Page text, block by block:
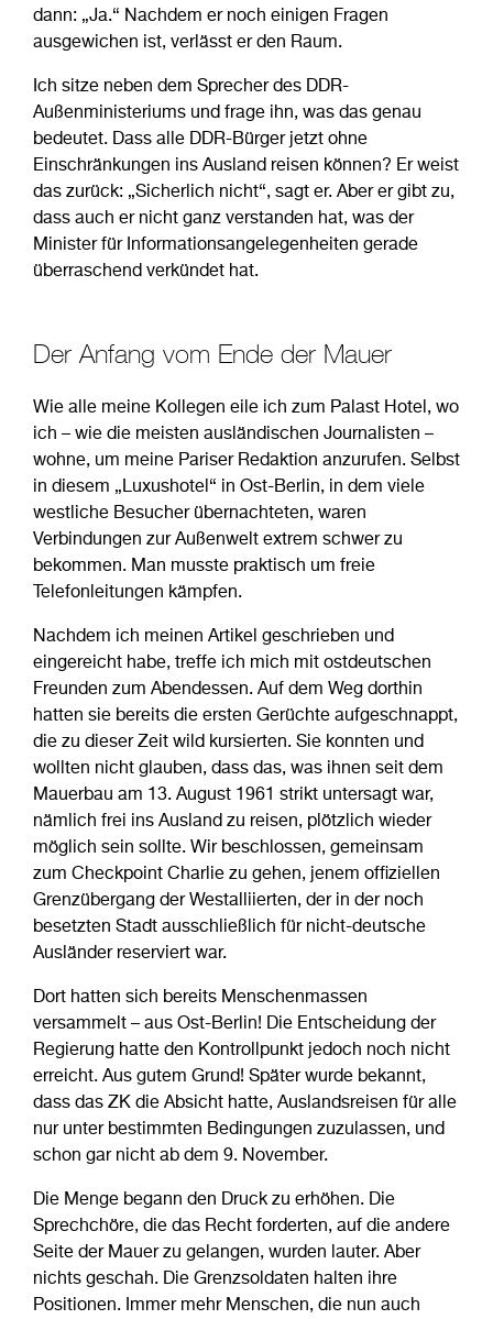
dann: „Ja.“ Nachdem er noch einigen Fragen
ausgewichen ist, verlässt er den Raum.
Ich sitze neben dem Sprecher des DDR-
Außenministeriums und frage ihn, was das genau
bedeutet. Dass alle DDR-Bürger jetzt ohne
Einschränkungen ins Ausland reisen können? Er weist
das zurück: „Sicherlich nicht“, sagt er. Aber er gibt zu,
dass auch er nicht ganz verstanden hat, was der
Minister für Informationsangelegenheiten gerade
überraschend verkündet hat.
Der Anfang vom Ende der Mauer
Wie alle meine Kollegen eile ich zum Palast Hotel, wo
ich – wie die meisten ausländischen Journalisten –
wohne, um meine Pariser Redaktion anzurufen. Selbst
in diesem „Luxushotel“ in Ost-Berlin, in dem viele
westliche Besucher übernachteten, waren
Verbindungen zur Außenwelt extrem schwer zu
bekommen. Man musste praktisch um freie
Telefonleitungen kämpfen.
Nachdem ich meinen Artikel geschrieben und
eingereicht habe, treffe ich mich mit ostdeutschen
Freunden zum Abendessen. Auf dem Weg dorthin
hatten sie bereits die ersten Gerüchte aufgeschnappt,
die zu dieser Zeit wild kursierten. Sie konnten und
wollten nicht glauben, dass das, was ihnen seit dem
Mauerbau am 13. August 1961 strikt untersagt war,
nämlich frei ins Ausland zu reisen, plötzlich wieder
möglich sein sollte. Wir beschlossen, gemeinsam
zum Checkpoint Charlie zu gehen, jenem offiziellen
Grenzübergang der Westalliierten, der in der noch
besetzten Stadt ausschließlich für nicht-deutsche
Ausländer reserviert war.
Dort hatten sich bereits Menschenmassen
versammelt – aus Ost-Berlin! Die Entscheidung der
Regierung hatte den Kontrollpunkt jedoch noch nicht
erreicht. Aus gutem Grund! Später wurde bekannt,
dass das ZK die Absicht hatte, Auslandsreisen für alle
nur unter bestimmten Bedingungen zuzulassen, und
schon gar nicht ab dem 9. November.
Die Menge begann den Druck zu erhöhen. Die
Sprechchöre, die das Recht forderten, auf die andere
Seite der Mauer zu gelangen, wurden lauter. Aber
nichts geschah. Die Grenzsoldaten halten ihre
Positionen. Immer mehr Menschen, die nun auch